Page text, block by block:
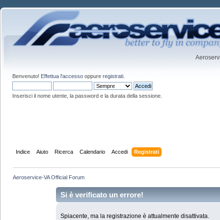
Benvenuto! Effettua l'accesso oppure registrati
Inserisci il nome utente, la password e la durata della sessione.
Indice Aiuto Ricerca Calendario Accedi Registrati
Aeroservice-VA Official Forum
Si è verificato un errore!
Spiacente, ma la registrazione è attualmente disattivata.